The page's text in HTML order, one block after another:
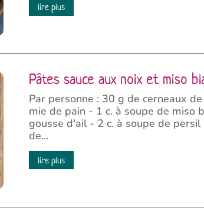
lire plus
Pâtes sauce aux noix et miso
Par personne : 30 g de cerneaux
mie de pain - 1 c. à soupe de miso
gousse d'ail - 2 c. à soupe de
de...
lire plus